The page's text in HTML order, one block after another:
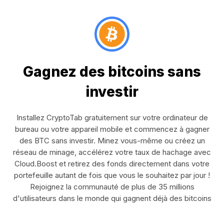
Gagnez des bitcoins sans
investir
Installez CryptoTab gratuitement sur votre ordinateur de
bureau ou votre appareil mobile et commencez à gagner
des BTC sans investir. Minez vous-même ou créez un
réseau de minage, accélérez votre taux de hachage avec
Cloud.Boost et retirez des fonds directement dans votre
portefeuille autant de fois que vous le souhaitez par jour !
Rejoignez la communauté de plus de 35 millions
d'utilisateurs dans le monde qui gagnent déjà des bitcoins